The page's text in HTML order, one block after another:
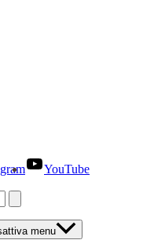
YouTube
menu